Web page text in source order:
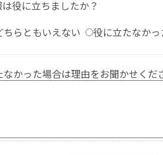
役に立ちましたか？
ちらともいえない 役に立たなかっ
かった場合は理由をお聞かせくだ